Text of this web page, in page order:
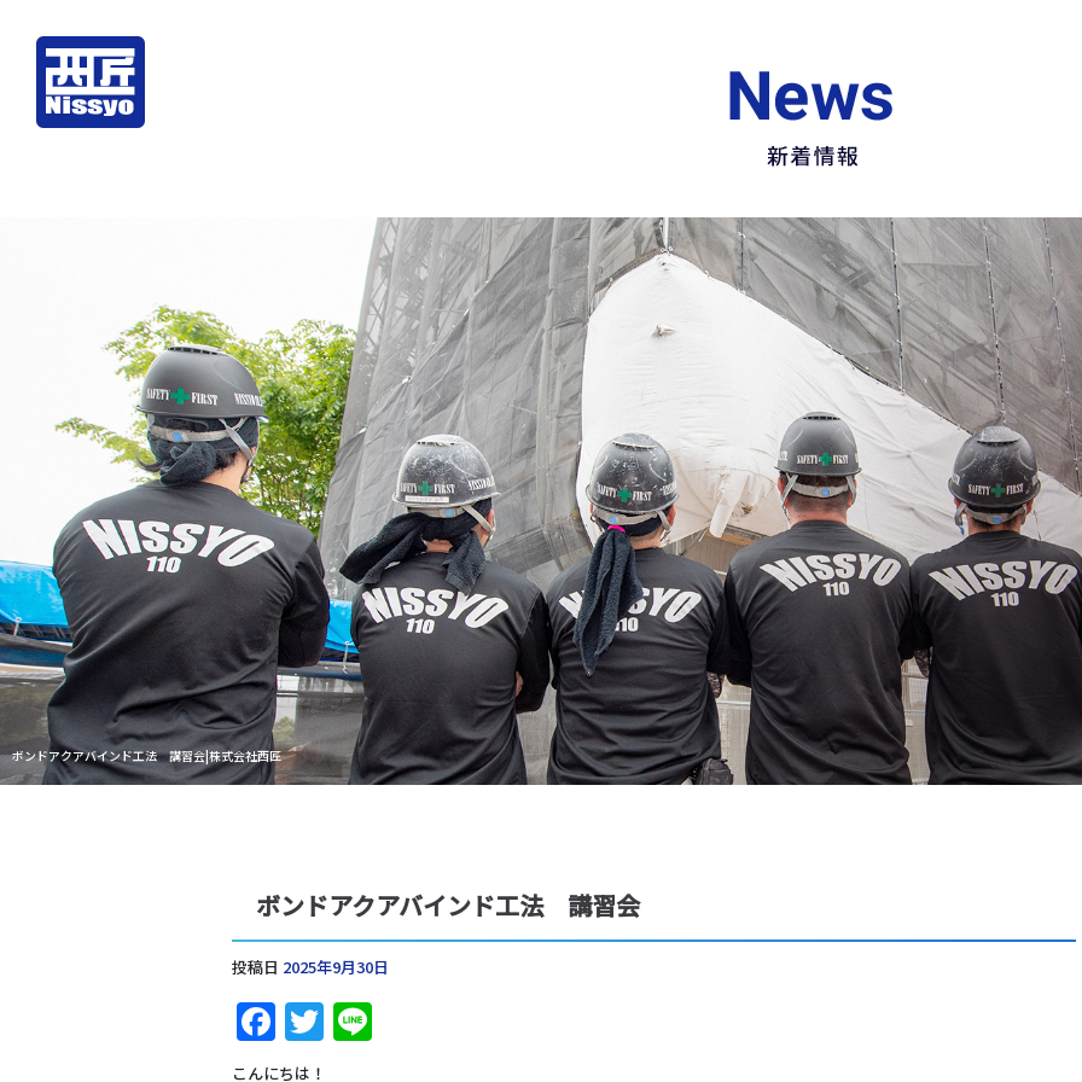
ボンドアクアバインド工法 講習会|株式会社西匠
ボンドアクアバインド工法 講習会
投稿日 2025年9月30日
Facebook
Twitter
こんにちは！